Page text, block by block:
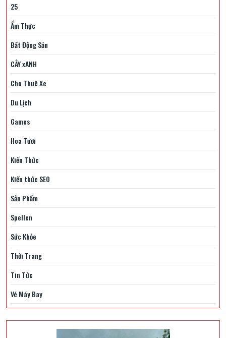
25
Ẩm Thực
Bất Động Sản
CÂY xANH
Cho Thuê Xe
Du Lịch
Games
Hoa Tươi
Kiến Thức
Kiến thức SEO
Sản Phẩm
Spellen
Sức Khỏe
Thời Trang
Tin Tức
Vé Máy Bay